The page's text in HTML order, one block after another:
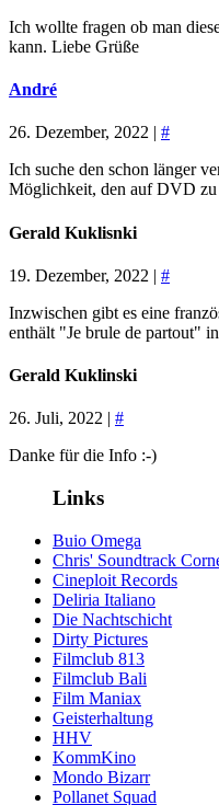
Ich wollte fragen ob man
kann. Liebe Grüße
André
26. Dezember, 2022 | #
Ich suche den schon länger
Möglichkeit, den auf DVD zu
Gerald Kuklisnki
19. Dezember, 2022 | #
Inzwischen gibt es eine
enthält "Je brule de partout"
Gerald Kuklinski
26. Juli, 2022 | #
Danke für die Info :-)
Links
Buio Omega
Chris' Soundtrack
Cineploit Records
Deliria Italiano
Die Nachtschicht
Dirty Pictures
Filmclub 813
Filmclub Bali
Film Maniax
Geisterhaltung
HHV
KommKino
Mondo Bizarr
Pollanet Squad